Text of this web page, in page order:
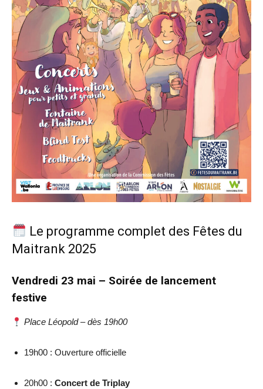
Le programme complet des Fêtes du
Maitrank 2025
Vendredi 23 mai – Soirée de lancement
festive
Place Léopold – dès 19h00
19h00 : Ouverture officielle
20h00 : Concert de Triplay